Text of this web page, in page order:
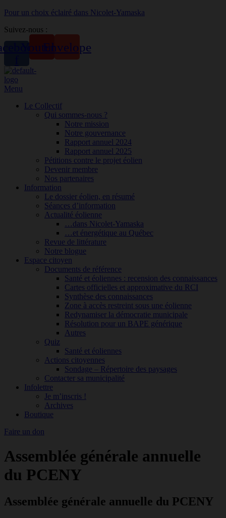
Pour un choix éclairé dans Nicolet-Yamaska
Suivez-nous :
Youtube
Envelope
Menu
Le Collectif
Qui sommes-nous ?
Notre mission
Notre gouvernance
Rapport annuel 2024
Rapport annuel 2025
Pétitions contre le projet éolien
Devenir membre
Nos partenaires
Information
Le dossier éolien, en résumé
Séances d’information
Actualité éolienne
…dans Nicolet-Yamaska
…et énergétique au Québec
Revue de littérature
Notre blogue
Espace citoyen
Documents de référence
Santé et éoliennes : recension des connaissances
Cartes officielles et approximative du RCI
Synthèse des connaissances
Zone à accès restreint sous une éolienne
Redynamiser la démocratie municipale
Résolution pour un BAPE générique
Autres
Quiz
Santé et éoliennes
Actions citoyennes
Sondage – Répertoire des paysages
Contacter sa municipalité
Infolettre
Je m’inscris !
Archives
Boutique
Faire un don
Assemblée générale annuelle
du PCENY
Assemblée générale annuelle du PCENY